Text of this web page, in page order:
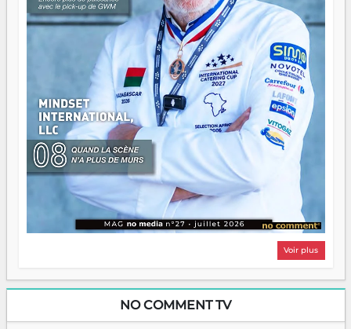
Voir plus
NO COMMENT TV